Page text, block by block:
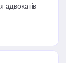
адвокатів